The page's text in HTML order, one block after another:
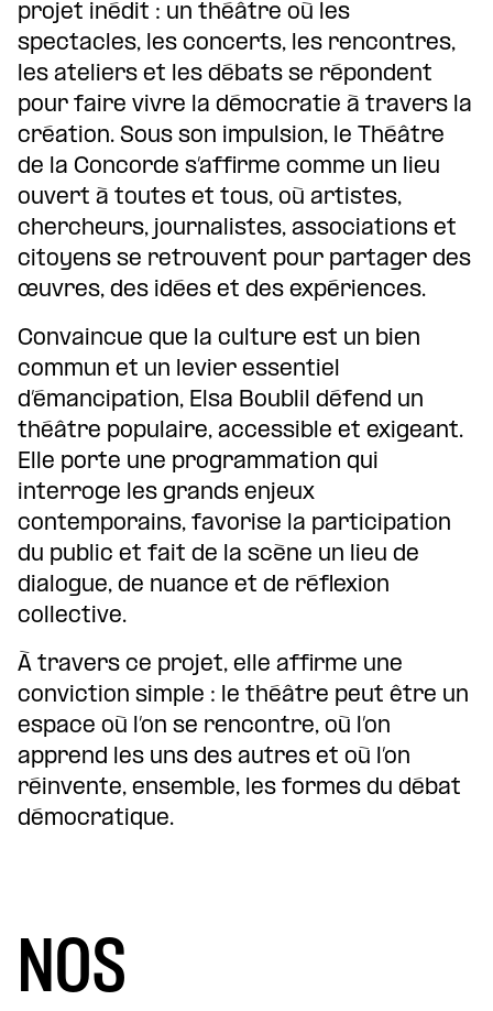
projet inédit : un théâtre où les
spectacles, les concerts, les rencontres,
les ateliers et les débats se répondent
pour faire vivre la démocratie à travers la
création. Sous son impulsion, le Théâtre
de la Concorde s’affirme comme un lieu
ouvert à toutes et tous, où artistes,
chercheurs, journalistes, associations et
citoyens se retrouvent pour partager des
œuvres, des idées et des expériences.
Convaincue que la culture est un bien
commun et un levier essentiel
d’émancipation, Elsa Boublil défend un
théâtre populaire, accessible et exigeant.
Elle porte une programmation qui
interroge les grands enjeux
contemporains, favorise la participation
du public et fait de la scène un lieu de
dialogue, de nuance et de réflexion
collective.
À travers ce projet, elle affirme une
conviction simple : le théâtre peut être un
espace où l’on se rencontre, où l’on
apprend les uns des autres et où l’on
réinvente, ensemble, les formes du débat
démocratique.
NOS